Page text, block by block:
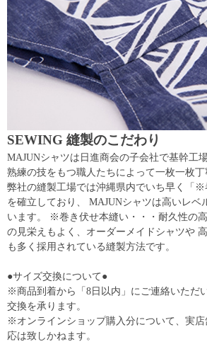
SEWING 縫製のこだわり
MAJUNシャツは日進商会の子会社で基幹工
熟練の技をもつ職人たちによって一枚一枚丁
弊社の縫製工場では沖縄県内でいち早く「
を確立しており、 MAJUNシャツは高いレベ
います。 ※巻き伏せ本縫い・・・耐久性の
の見栄えもよく、オーダーメイドシャツや
も多く採用されている縫製方法です。
●サイズ交換について●
※商品到着から「8日以内」にご連絡いただ
交換を承ります。
※オンラインショップ購入分について、実
応は致しかねます。